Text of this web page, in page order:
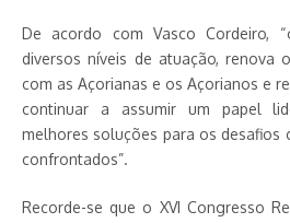
De acordo com Vasco Cordeiro,
diversos níveis de atuação, renova
com as Açorianas e os Açorianos e
continuar a assumir um papel
melhores soluções para os desafios
confrontados”.
Recorde-se que o XVI Congresso